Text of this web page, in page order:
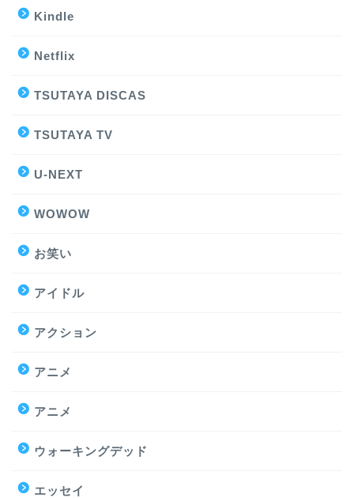
Kindle
Netflix
TSUTAYA DISCAS
TSUTAYA TV
U-NEXT
WOWOW
お笑い
アイドル
アクション
アニメ
アニメ
ウォーキングデッド
エッセイ